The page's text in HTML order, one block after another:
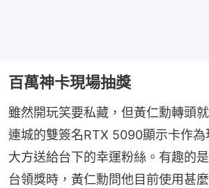
百萬神卡現場抽獎
雖然開玩笑要私藏，但黃仁勳轉頭
連城的雙簽名RTX 5090顯示卡作為
大方送給台下的幸運粉絲。有趣的
台領獎時，黃仁勳問他目前使用甚